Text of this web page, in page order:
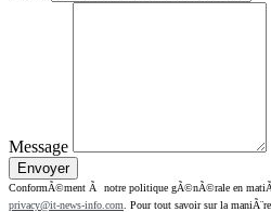
Message
ConformÃ©ment Ã notre politique gÃ©nÃ©rale en
privacy@it-news-info.com . Pour tout savoir sur la